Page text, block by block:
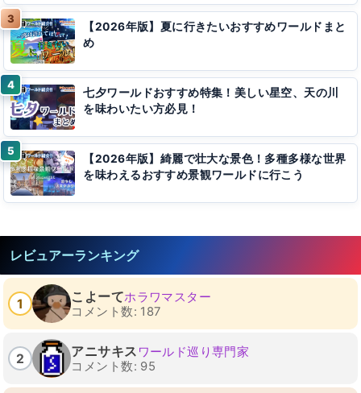
【2026年版】夏に行きたいおすすめワールドまと
め
七夕ワールドおすすめ特集！美しい星空、天の川
を味わいたい方必見！
【2026年版】綺麗で壮大な景色！多種多様な世界
を味わえるおすすめ景観ワールドに行こう
レビュアーランキング
1 こよーてホラワマスター
コメント数: 187
2 アニサキス ワールド巡り専門家
コメント数: 95